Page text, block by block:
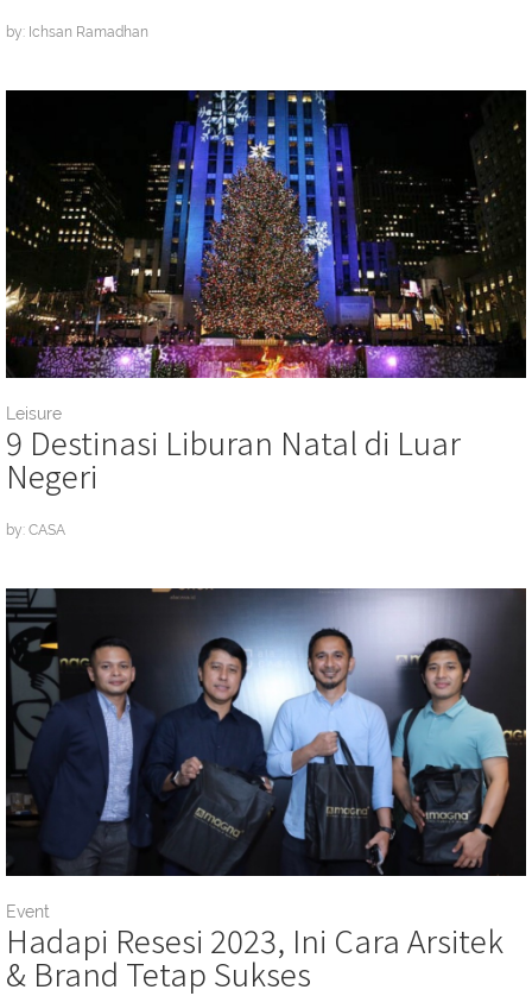
by: Ichsan Ramadhan
Leisure
9 Destinasi Liburan Natal di Luar
Negeri
by: CASA
Event
Hadapi Resesi 2023, Ini Cara Arsitek
& Brand Tetap Sukses